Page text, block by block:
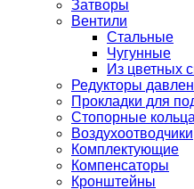
Затворы
Вентили
Стальные
Чугунные
Из цветных
Редукторы
Прокладки для
Стопорные кольца
Воздухоотводчики
Комплектующие
Компенсаторы
Кронштейны